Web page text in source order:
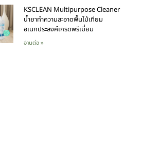
KSCLEAN Multipurpose Cleaner
น้ำยาทำความสะอาดพื้นไม้เทียม
อเนกประสงค์เกรดพรีเมี่ยม
อ่านต่อ »